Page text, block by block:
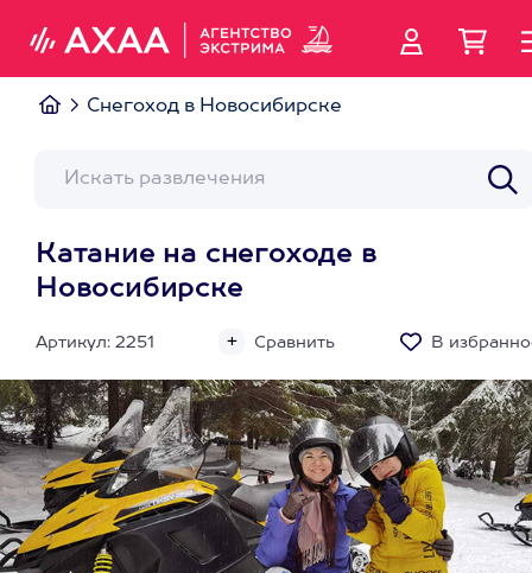
Снегоход в Новосибирске
Катание на снегоходе в
Новосибирске
Артикул: 2251 Сравнить В